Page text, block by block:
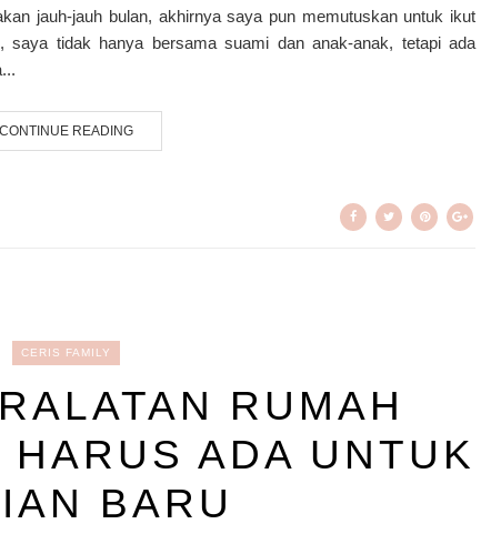
jauh-jauh bulan, akhirnya saya pun memutuskan untuk ikut
saya tidak hanya bersama suami dan anak-anak, tetapi ada
CONTINUE READING
CERIS FAMILY
RUMAH
HARUS ADA UNTUK
BARU